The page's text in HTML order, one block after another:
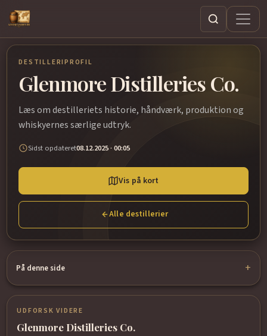
Søg
DESTILLERIPROFIL
Glenmore Distilleries Co.
Læs om destilleriets historie, håndværk, produktion og
whiskyernes særlige udtryk.
Sidst opdateret08.12.2025 · 00:05
Vis på kort
Alle destillerier
På denne side
UDFORSK VIDERE
Glenmore Distilleries Co.